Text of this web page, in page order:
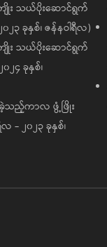
ျိုး သယ်ပိုးဆောင်ရွက်
၂၃ ခုနှစ်၊ ဇန်နဝါရီလ)
ျိုး သယ်ပိုးဆောင်ရွက်
၂၄ ခုနှစ်၊
ခဲ့သည့်ကာလ ဖွံ့ဖြိုး
- ၂၀၂၃ ခုနှစ်၊